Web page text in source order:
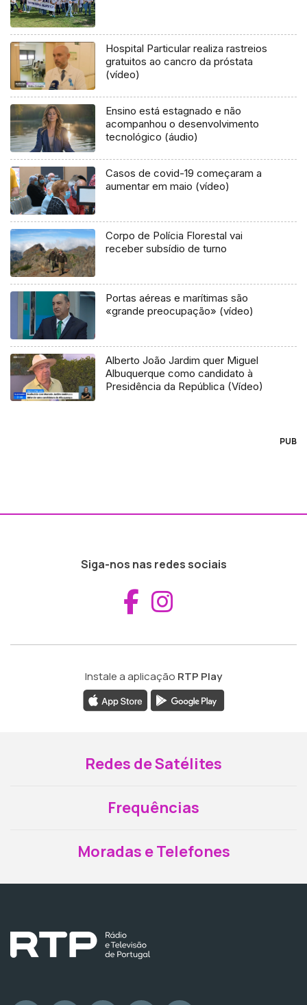
Hospital Particular realiza rastreios
gratuitos ao cancro da próstata
(vídeo)
Ensino está estagnado e não
acompanhou o desenvolvimento
tecnológico (áudio)
Casos de covid-19 começaram a
aumentar em maio (vídeo)
Corpo de Polícia Florestal vai
receber subsídio de turno
Portas aéreas e marítimas são
«grande preocupação» (vídeo)
Alberto João Jardim quer Miguel
Albuquerque como candidato à
Presidência da República (Vídeo)
PUB
Siga-nos nas redes sociais
Aceder ao
Instale a aplicação RTP Play
Redes de Satélites
Frequências
Moradas e Telefones